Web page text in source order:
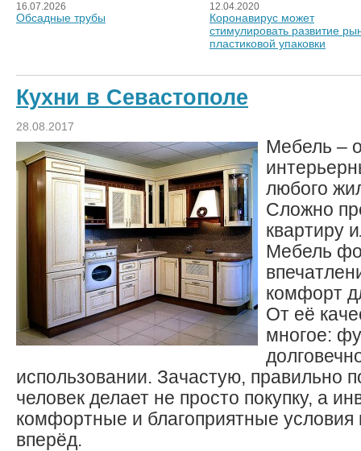
16.07.2026
Обсадные трубы
12.04.2020
Коронавирус может
стимулировать развитие
пластиковой упаковки
Кухни в Севастополе
28.08.2017
Мебель –
любого
Сложно
квартиру
Мебель
комфорт
От её
многое:
использовании. Зачастую, правильно
человек делает не просто покупку, а
комфортные и благоприятные условия
вперёд.